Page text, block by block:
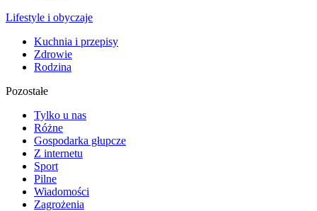
Lifestyle i obyczaje
Kuchnia i przepisy
Zdrowie
Rodzina
Pozostałe
Tylko u nas
Różne
Gospodarka głupcze
Z internetu
Sport
Pilne
Wiadomości
Zagrożenia